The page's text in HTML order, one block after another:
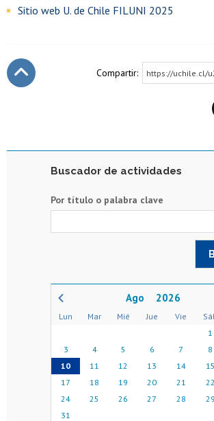
Sitio web U. de Chile FILUNI 2025
Compartir: https://uchile.cl/
Buscador de actividades
Por título o palabra clave
2026
Lun Mar Mié Jue Vie
1
3
4 5 6 7 8
10
11 12 13 14 15
17
18 19 20 21 22
24
25 26 27 28 29
31